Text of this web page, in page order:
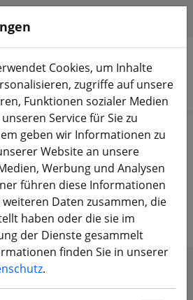
Starter Sets
– Alles dabei,
ANZEIGEN
Cookies, um Inhalte
zugriffe auf unsere
Funktionen sozialer Medien
Service für Sie zu
geben wir Informationen zu
Website an unsere
Werbung und Analysen
führen diese Informationen
Daten zusammen, die
haben oder die sie im
der Dienste gesammelt
finden Sie in unserer
.